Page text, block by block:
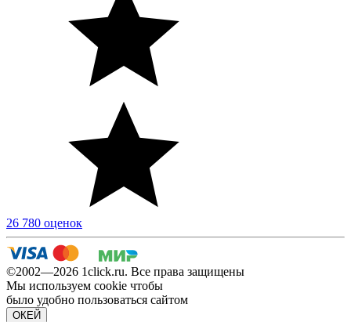
26 780 оценок
©2002—2026 1сlick.ru. Все права защищены
Мы используем cookie чтобы
было удобно пользоваться сайтом
ОКЕЙ